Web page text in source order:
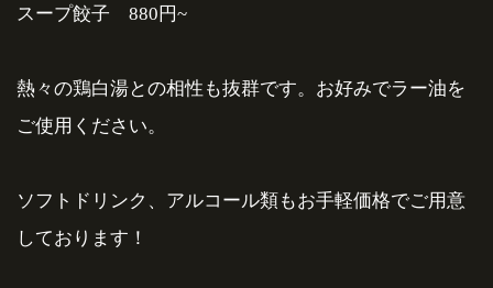
スープ餃子 880円~
熱々の鶏白湯との相性も抜群です。お好みでラー油を
ご使用ください。
ソフトドリンク、アルコール類もお手軽価格でご用意
しております！